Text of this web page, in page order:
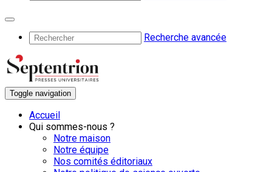
Recherche avancée
Toggle navigation
Accueil
Qui sommes-nous ?
Notre maison
Notre équipe
Nos comités éditoriaux